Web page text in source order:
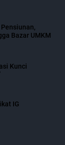
Bazar UMKM
Kunci
IG